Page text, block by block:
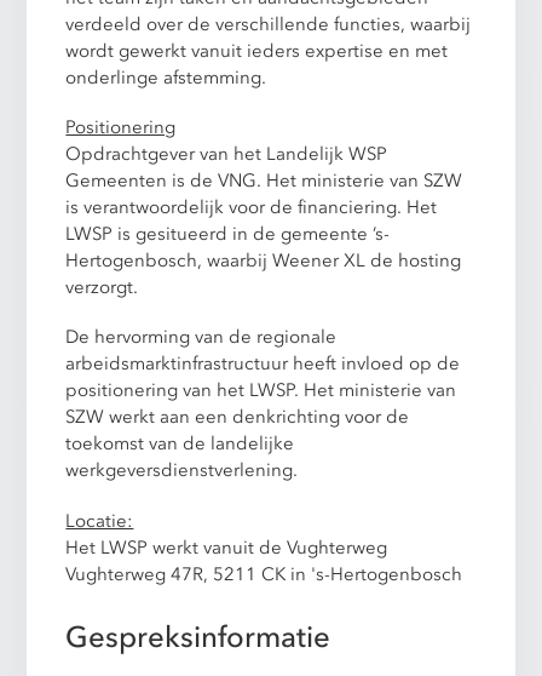
verdeeld over de verschillende functies, waarbij
wordt gewerkt vanuit ieders expertise en met
onderlinge afstemming.
Positionering
Opdrachtgever van het Landelijk WSP
Gemeenten is de VNG. Het ministerie van SZW
is verantwoordelijk voor de financiering. Het
LWSP is gesitueerd in de gemeente ’s-
Hertogenbosch, waarbij Weener XL de hosting
verzorgt.
De hervorming van de regionale
arbeidsmarktinfrastructuur heeft invloed op de
positionering van het LWSP. Het ministerie van
SZW werkt aan een denkrichting voor de
toekomst van de landelijke
werkgeversdienstverlening.
Locatie:
Het LWSP werkt vanuit de Vughterweg
Vughterweg 47R, 5211 CK in 's-Hertogenbosch
Gespreksinformatie